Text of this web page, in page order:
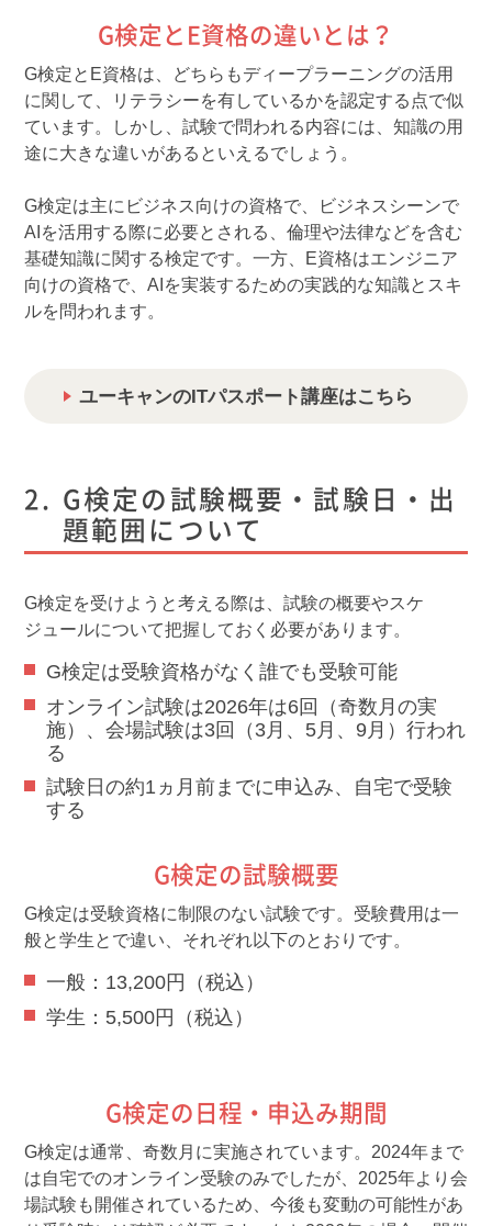
G検定とE資格の違いとは？
G検定とE資格は、どちらもディープラーニングの活用
に関して、リテラシーを有しているかを認定する点で似
ています。しかし、試験で問われる内容には、知識の用
途に大きな違いがあるといえるでしょう。
G検定は主にビジネス向けの資格で、ビジネスシーンで
AIを活用する際に必要とされる、倫理や法律などを含む
基礎知識に関する検定です。一方、E資格はエンジニア
向けの資格で、AIを実装するための実践的な知識とスキ
ルを問われます。
ユーキャンのITパスポート講座はこちら
G検定の試験概要・試験日・出
題範囲について
G検定を受けようと考える際は、試験の概要やスケ
ジュールについて把握しておく必要があります。
G検定は受験資格がなく誰でも受験可能
オンライン試験は2026年は6回（奇数月の実
施）、会場試験は3回（3月、5月、9月）行われ
る
試験日の約1ヵ月前までに申込み、自宅で受験
する
G検定の試験概要
G検定は受験資格に制限のない試験です。受験費用は一
般と学生とで違い、それぞれ以下のとおりです。
一般：13,200円（税込）
学生：5,500円（税込）
G検定の日程・申込み期間
G検定は通常、奇数月に実施されています。2024年まで
は自宅でのオンライン受験のみでしたが、2025年より会
場試験も開催されているため、今後も変動の可能性があ